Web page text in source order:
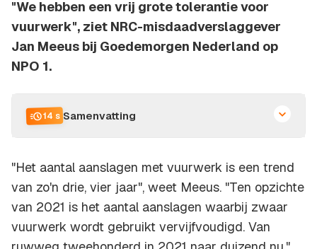
"We hebben een vrij grote tolerantie voor
vuurwerk", ziet NRC-misdaadverslaggever
Jan Meeus bij Goedemorgen Nederland op
NPO 1.
14 s Samenvatting
"Het aantal aanslagen met vuurwerk is een trend
van zo'n drie, vier jaar", weet Meeus. "Ten opzichte
van 2021 is het aantal aanslagen waarbij zwaar
vuurwerk wordt gebruikt vervijfvoudigd. Van